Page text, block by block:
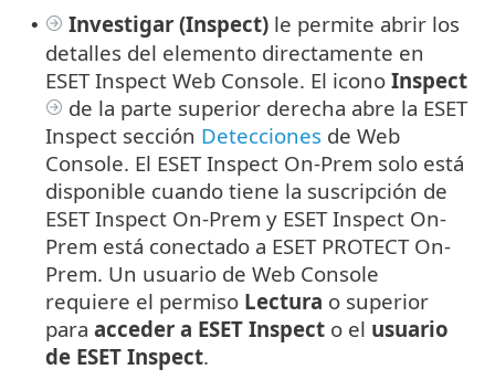
• Investigar (Inspect) le permite abrir los
detalles del elemento directamente en
ESET Inspect Web Console. El icono Inspect
de la parte superior derecha abre la ESET
Inspect sección Detecciones de Web
Console. El ESET Inspect On-Prem solo está
disponible cuando tiene la suscripción de
ESET Inspect On-Prem y ESET Inspect On-
Prem está conectado a ESET PROTECT On-
Prem. Un usuario de Web Console
requiere el permiso Lectura o superior
para acceder a ESET Inspect o el usuario
de ESET Inspect.